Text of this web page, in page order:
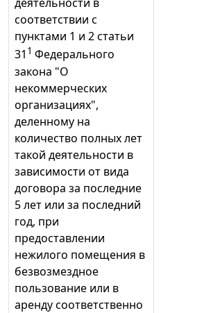
деятельности в
соответствии с
пунктами 1 и 2 статьи
31 1 Федерального
закона "О
некоммерческих
организациях",
деленному на
количество полных лет
такой деятельности в
зависимости от вида
договора за последние
5 лет или за последний
год, при
предоставлении
нежилого помещения в
безвозмездное
пользование или в
аренду соответственно